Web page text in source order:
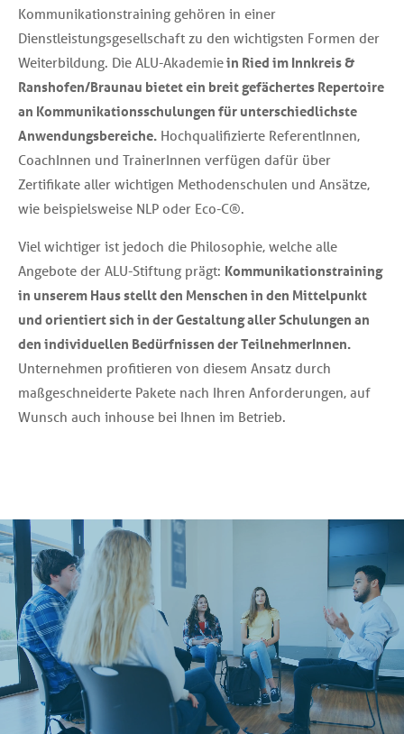
Kommunikationstraining gehören in einer
Dienstleistungsgesellschaft zu den wichtigsten Formen der
Weiterbildung. Die ALU-Akademiein Ried im Innkreis &
Ranshofen/Braunau bietet ein breit gefächertes Repertoire
an Kommunikationsschulungen für unterschiedlichste
Anwendungsbereiche. Hochqualifizierte ReferentInnen,
CoachInnen und TrainerInnen verfügen dafür über
Zertifikate aller wichtigen Methodenschulen und Ansätze,
wie beispielsweise NLP oder Eco-C®.
Viel wichtiger ist jedoch die Philosophie, welche alle
Angebote der ALU-Stiftung prägt: Kommunikationstraining
in unserem Haus stellt den Menschen in den Mittelpunkt
und orientiert sich in der Gestaltung aller Schulungen an
den individuellen Bedürfnissen der TeilnehmerInnen.
Unternehmen profitieren von diesem Ansatz durch
maßgeschneiderte Pakete nach Ihren Anforderungen, auf
Wunsch auch inhouse bei Ihnen im Betrieb.